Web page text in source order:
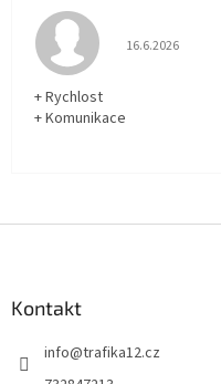
Hodnocení
16.6.2026
+ Rychlost
+ Komunikace
Kontakt
info@trafika12.cz